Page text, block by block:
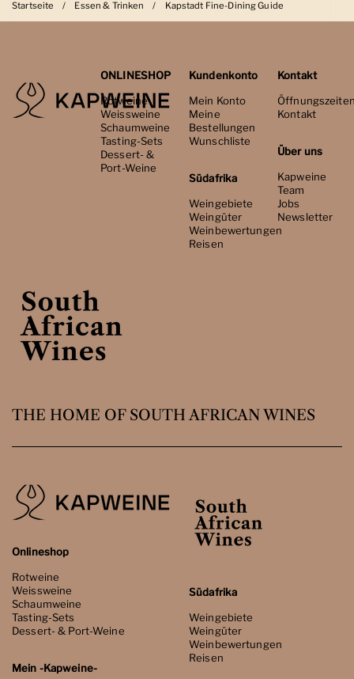
Startseite / Essen & Trinken / Kapstadt Fine-Dining Guide
ONLINESHOP
Rotweine
Weissweine
Schaumweine
Tasting-Sets
Dessert- &
Port-Weine
Kundenkonto
Mein Konto
Meine
Bestellungen
Wunschliste
Südafrika
Weingebiete
Weingüter
Weinbewertungen
Reisen
Kontakt
Kontakt
Über uns
Kapweine
Team
Jobs
Newsletter
THE HOME OF SOUTH AFRICAN WINES
Onlineshop
Rotweine
Weissweine
Schaumweine
Tasting-Sets
Dessert- & Port-Weine
Mein -Kapweine-
Südafrika
Weingebiete
Weingüter
Weinbewertungen
Reisen